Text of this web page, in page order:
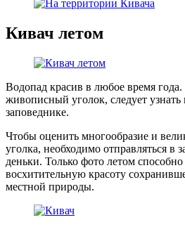
Кивач летом
Водопад красив в любое время
живописный уголок, следует узнать
заповеднике.
Чтобы оценить многообразие и
уголка, необходимо отправляться в
деньки. Только фото летом способно
восхитительную красоту
местной природы.